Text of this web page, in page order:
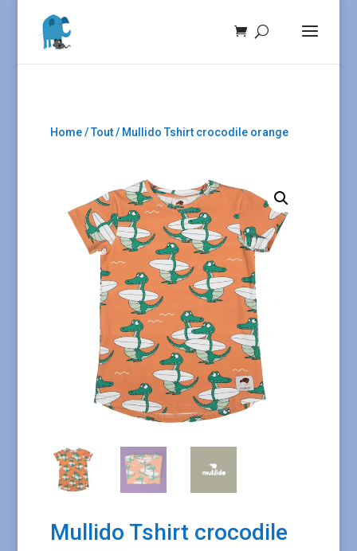
Home/Tout/ Mullido Tshirt crocodile orange
Mullido Tshirt crocodile